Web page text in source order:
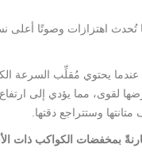
اهتزازات وصوتًا أعلى
يحتوي مُقلِّب السرعة
لقوى، مما يؤدي إلى
وستتراجع دقتها.
بمخفضات الكواكب ذات